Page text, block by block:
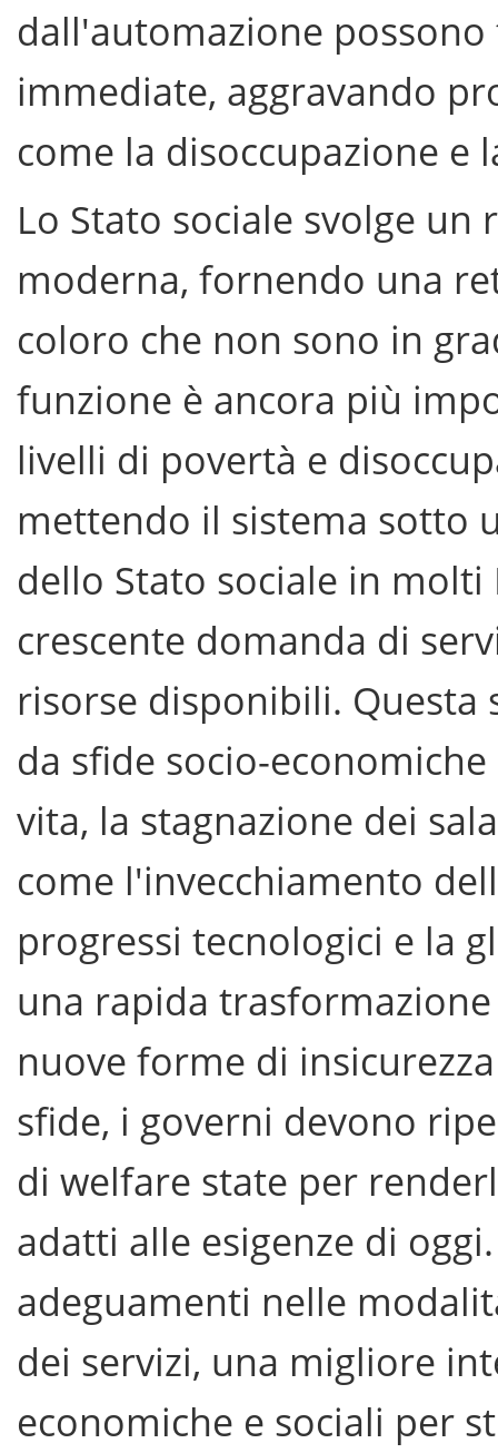
dall'automazione
immediate, aggravando
come la disoccupazione e
Lo Stato sociale svolge
moderna, fornendo una
coloro che non sono in
funzione è ancora più
livelli di povertà e
mettendo il sistema sotto
dello Stato sociale in molti
crescente domanda di
risorse disponibili.
da sfide socio-
vita, la stagnazione dei
come l'invecchiamento
progressi tecnologici e la
una rapida
nuove forme di
sfide, i governi devono
di welfare state per
adatti alle esigenze di
adeguamenti nelle
dei servizi, una migliore
economiche e sociali per